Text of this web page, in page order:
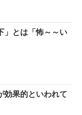
」とは「怖～～い
効果的といわれて